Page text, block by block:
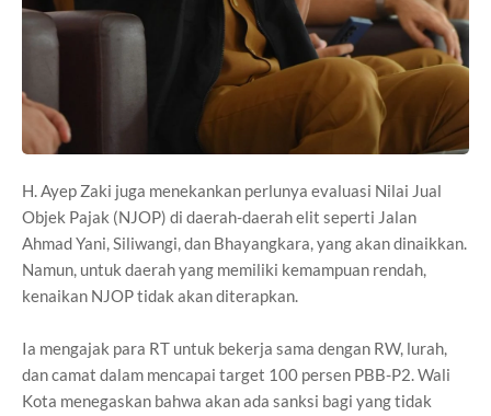
H. Ayep Zaki juga menekankan perlunya evaluasi Nilai Jual
Objek Pajak (NJOP) di daerah-daerah elit seperti Jalan
Ahmad Yani, Siliwangi, dan Bhayangkara, yang akan dinaikkan.
Namun, untuk daerah yang memiliki kemampuan rendah,
kenaikan NJOP tidak akan diterapkan.
Ia mengajak para RT untuk bekerja sama dengan RW, lurah,
dan camat dalam mencapai target 100 persen PBB-P2. Wali
Kota menegaskan bahwa akan ada sanksi bagi yang tidak